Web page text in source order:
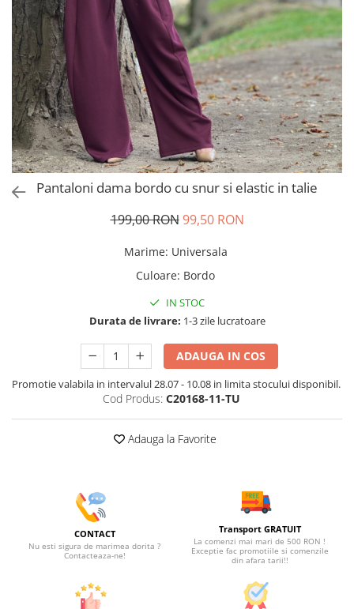
Tricouri si topuri
Rochii de eveniment
Pantaloni dama bordo cu snur si elastic in talie
199,00 RON 99,50 RON
Marime: Universala
Culoare: Bordo
IN STOC
Durata de livrare: 1-3 zile lucratoare
ADAUGA IN COS
Promotie valabila in intervalul 28.07 - 10.08 in limita stocului disponibil.
Cod Produs: C20168-11-TU
Adauga la Favorite
CONTACT
Nu esti sigura de marimea dorita ?
Contacteaza-ne!
Transport GRATUIT
La comenzi mai mari de 500 RON !
Exceptie fac promotiile si comenzile
din afara tarii!!